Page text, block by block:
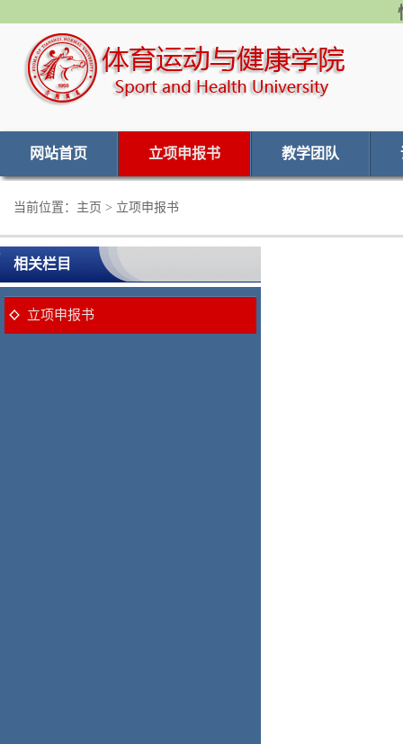
网站首页 立项申报书 教学团队
当前位置： 主页 > 立项申报书
相关栏目
立项申报书